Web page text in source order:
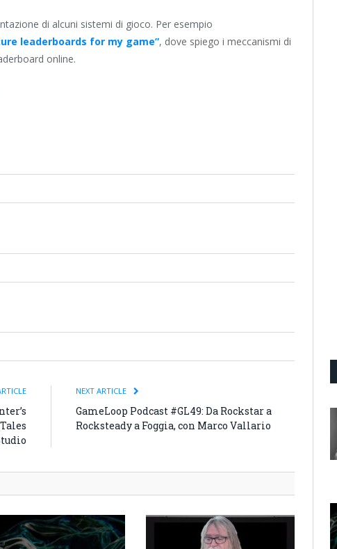
di alcuni sistemi di gioco. Per esempio
leaderboards for my game”, dove spiego i meccanismi di
online.
NEXT ARTICLE
GameLoop Podcast #GL49: Da Rockstar a
Rocksteady a Foggia, con Marco Vallario